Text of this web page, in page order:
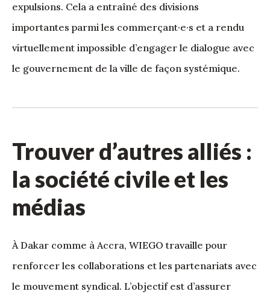
expulsions. Cela a entraîné des divisions
importantes parmi les commerçant·e·s et a rendu
virtuellement impossible d’engager le dialogue avec
le gouvernement de la ville de façon systémique.
Trouver d’autres alliés :
la société civile et les
médias
À Dakar comme à Accra, WIEGO travaille pour
renforcer les collaborations et les partenariats avec
le mouvement syndical. L’objectif est d’assurer